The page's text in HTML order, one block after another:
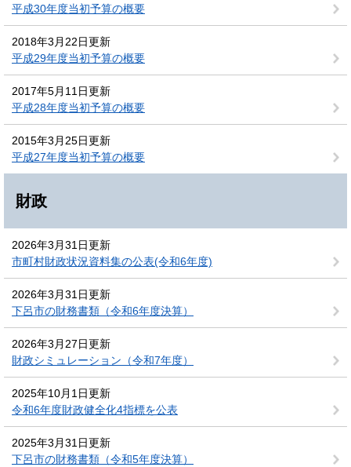
平成30年度当初予算の概要
2018年3月22日更新
平成29年度当初予算の概要
2017年5月11日更新
平成28年度当初予算の概要
2015年3月25日更新
平成27年度当初予算の概要
財政
2026年3月31日更新
市町村財政状況資料集の公表(令和6年度)
2026年3月31日更新
下呂市の財務書類（令和6年度決算）
2026年3月27日更新
財政シミュレーション（令和7年度）
2025年10月1日更新
令和6年度財政健全化4指標を公表
2025年3月31日更新
下呂市の財務書類（令和5年度決算）